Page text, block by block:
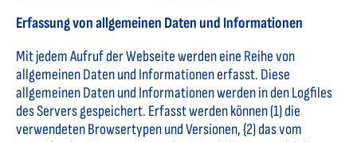
Erfassung von allgemeinen Daten und Informationen
Mit jedem Aufruf der Webseite werden eine Reihe von
allgemeinen Daten und Informationen erfasst. Diese
allgemeinen Daten und Informationen werden in den Logfiles
des Servers gespeichert. Erfasst werden können (1) die
verwendeten Browsertypen und Versionen, {2) das vom